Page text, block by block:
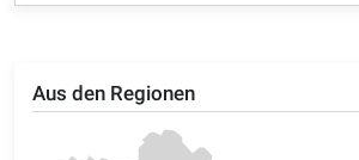
Aus den Regionen